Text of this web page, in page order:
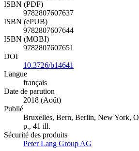
ISBN (PDF)
9782807607637
ISBN (ePUB)
9782807607644
ISBN (MOBI)
9782807607651
DOI
10.3726/b14641
Langue
français
Date de parution
2018 (Août)
Publié
Bruxelles, Bern, Berlin, New York,
p., 41 ill.
Sécurité des produits
Peter Lang Group AG